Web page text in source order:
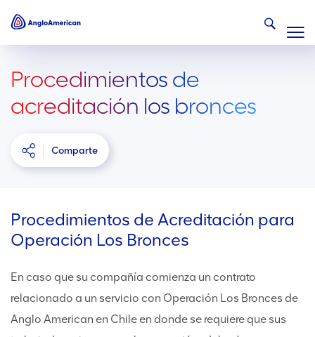
Procedimientos de
acreditación los bronces
Comparte
Procedimientos de Acreditación para
Operación Los Bronces
En caso que su compañía comienza un contrato
relacionado a un servicio con Operación Los Bronces de
Anglo American en Chile en donde se requiere que sus